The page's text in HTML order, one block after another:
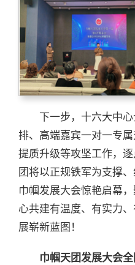
下一步，十六大中
排、高端嘉宾一对一专
提质升级等攻坚工作，
团将以正规铁军为支撑
巾帼发展大会惊艳启幕
心共建有温度、有实力
展崭新蓝图！
巾帼天团发展大会全